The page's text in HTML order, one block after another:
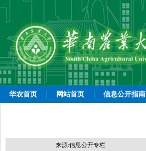
华农首页 网站首页 信息公开指南
来源:信息公开专栏